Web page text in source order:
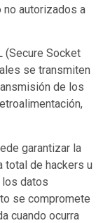
no autorizados a
(Secure Socket
se transmiten
de los
garantizar la
total de hackers u
los datos
se compromete
cuando ocurra